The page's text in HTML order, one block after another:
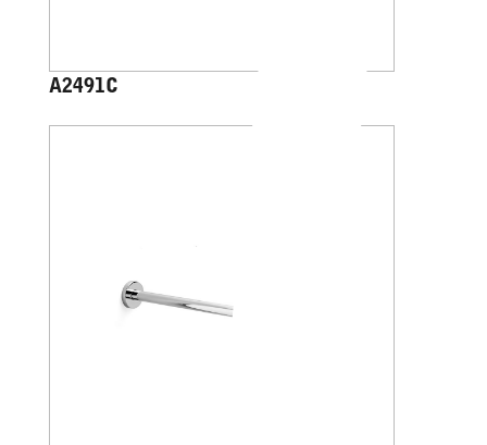
A2491C